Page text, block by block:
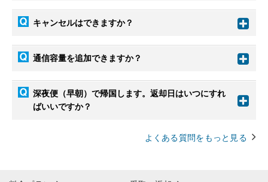
キャンセルはできますか？
通信容量を追加できますか？
深夜便（早朝）で帰国します。返却日はいつにすれ
ばいいですか？
よくある質問をもっと見る